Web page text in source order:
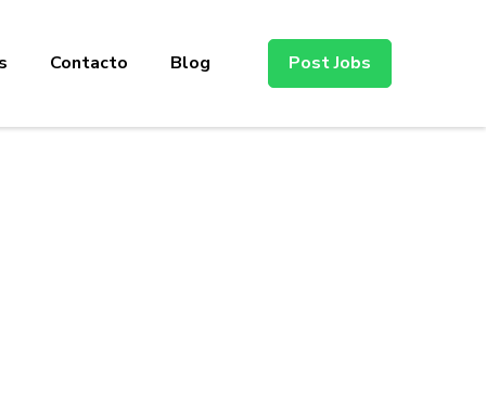
Contacto Blog Post Jobs